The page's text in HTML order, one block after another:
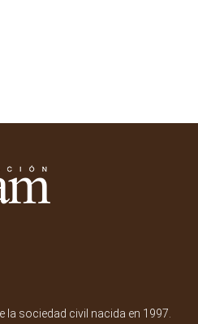
sociedad civil nacida en 1997.